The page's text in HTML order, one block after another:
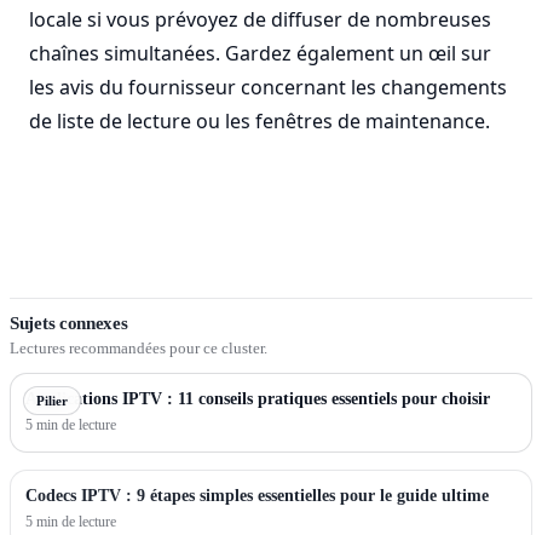
locale si vous prévoyez de diffuser de nombreuses
chaînes simultanées. Gardez également un œil sur
les avis du fournisseur concernant les changements
de liste de lecture ou les fenêtres de maintenance.
Sujets connexes
Lectures recommandées pour ce cluster.
Pilier
Applications IPTV : 11 conseils pratiques essentiels pour choisir
5 min de lecture
Codecs IPTV : 9 étapes simples essentielles pour le guide ultime
5 min de lecture